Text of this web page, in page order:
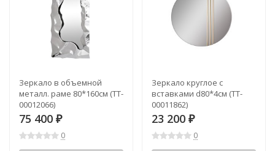
Зеркало в объемной
металл. раме 80*160см (TT-
00012066)
75 400 ₽
0
Зеркало круглое с
вставками d80*4см (TT-
00011862)
23 200 ₽
0